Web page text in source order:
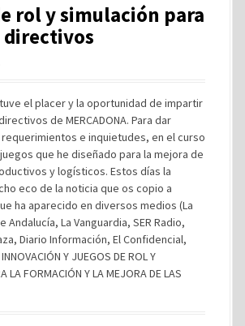
rol y simulación para
el placer y la oportunidad de impartir
de MERCADONA. Para dar
e inquietudes, en el curso
que he diseñado para la mejora de
y logísticos. Estos días la
eco de la noticia que os copio a
ha aparecido en diversos medios (La
Andalucía, La Vanguardia, SER Radio,
Diario Información, El Confidencial,
Y JUEGOS DE ROL Y
LA FORMACIÓN Y LA MEJORA DE LAS